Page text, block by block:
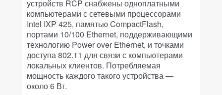
устройств RCP снабжены одноплатными
компьютерами с сетевыми процессорами
Intel IXP 425, памятью CompactFlash,
портами 10/100 Ethernet, поддерживающими
технологию Power over Ethernet, и точками
доступа 802.11 для связи с компьютерами
локальных клиентов. Потребляемая
мощность каждого такого устройства —
около 6 Вт.